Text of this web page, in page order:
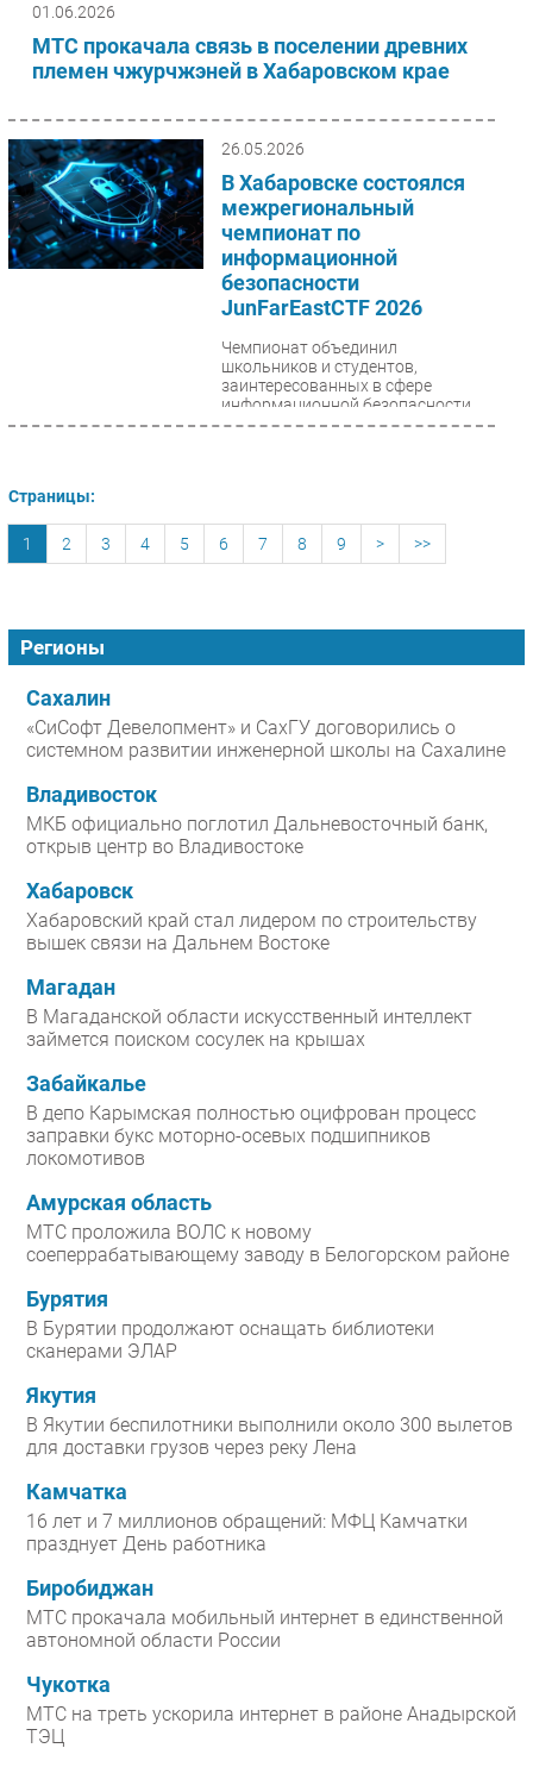
01.06.2026
МТС прокачала связь в поселении древних
племен чжурчжэней в Хабаровском крае
26.05.2026
В Хабаровске состоялся
межрегиональный
чемпионат по
информационной
безопасности
JunFarEastCTF 2026
Чемпионат объединил
школьников и студентов,
заинтересованных в сфере
информационной безопасности,
программирования и цифровых
Страницы:
1 2 3 4 5 6 7 8 9 > >>
Регионы
Сахалин
«СиСофт Девелопмент» и СахГУ договорились о
системном развитии инженерной школы на Сахалине
Владивосток
МКБ официально поглотил Дальневосточный банк,
открыв центр во Владивостоке
Хабаровск
Хабаровский край стал лидером по строительству
вышек связи на Дальнем Востоке
Магадан
В Магаданской области искусственный интеллект
займется поиском сосулек на крышах
Забайкалье
В депо Карымская полностью оцифрован процесс
заправки букс моторно-осевых подшипников
локомотивов
Амурская область
МТС проложила ВОЛС к новому
соеперрабатывающему заводу в Белогорском районе
Бурятия
В Бурятии продолжают оснащать библиотеки
сканерами ЭЛАР
Якутия
В Якутии беспилотники выполнили около 300 вылетов
для доставки грузов через реку Лена
Камчатка
16 лет и 7 миллионов обращений: МФЦ Камчатки
празднует День работника
Биробиджан
МТС прокачала мобильный интернет в единственной
автономной области России
Чукотка
МТС на треть ускорила интернет в районе Анадырской
ТЭЦ